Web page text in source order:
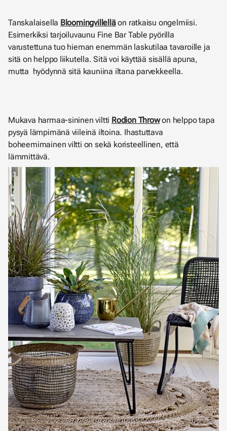
Tanskalaisella Bloomingvillelläon ratkaisu ongelmiisi.
Esimerkiksi tarjoiluvaunu Fine Bar Table pyörilla
varustettuna tuo hieman enemmän laskutilaa tavaroille ja
sitä on helppo liikutella. Sitä voi käyttää sisällä apuna,
mutta hyödynnä sitä kauniina iltana parvekkeella.
Mukava harmaa-sininen viltti Rodion Throwon helppo tapa
pysyä lämpimänä viileinä iltoina. Ihastuttava
boheemimainen viltti on sekä koristeellinen, että
lämmittävä.